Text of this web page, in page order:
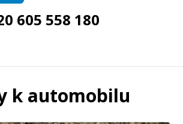
605 558 180
k automobilu